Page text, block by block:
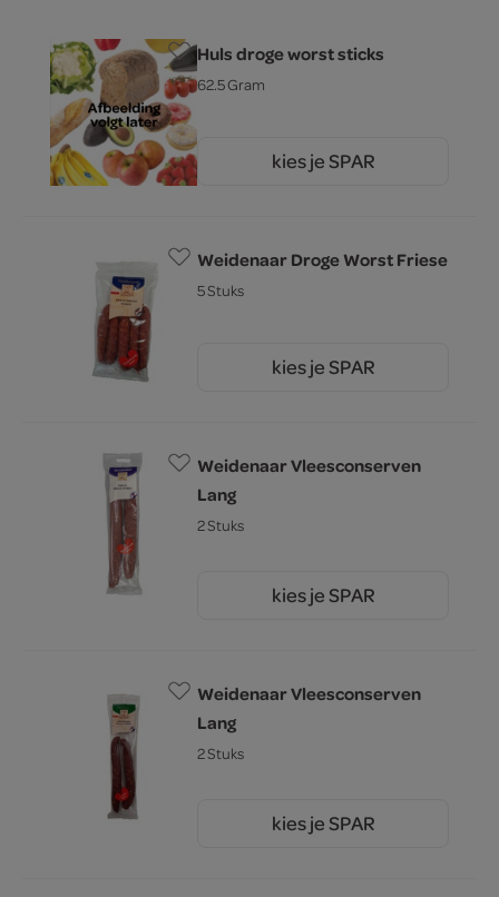
Huls droge worst sticks
62.5 Gram
kies je SPAR
Weidenaar Droge Worst Friese
5 Stuks
kies je SPAR
Weidenaar Vleesconserven
Lang
2 Stuks
kies je SPAR
Weidenaar Vleesconserven
Lang
2 Stuks
kies je SPAR